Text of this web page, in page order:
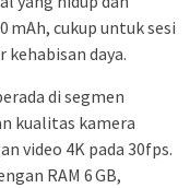
mAh, cukup untuk sesi
daya.
di segmen
kualitas kamera
video 4K pada 30fps.
RAM 6 GB,